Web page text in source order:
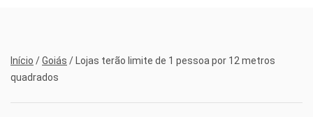
Início /Goiás / Lojas terão limite de 1 pessoa por 12 metros
quadrados